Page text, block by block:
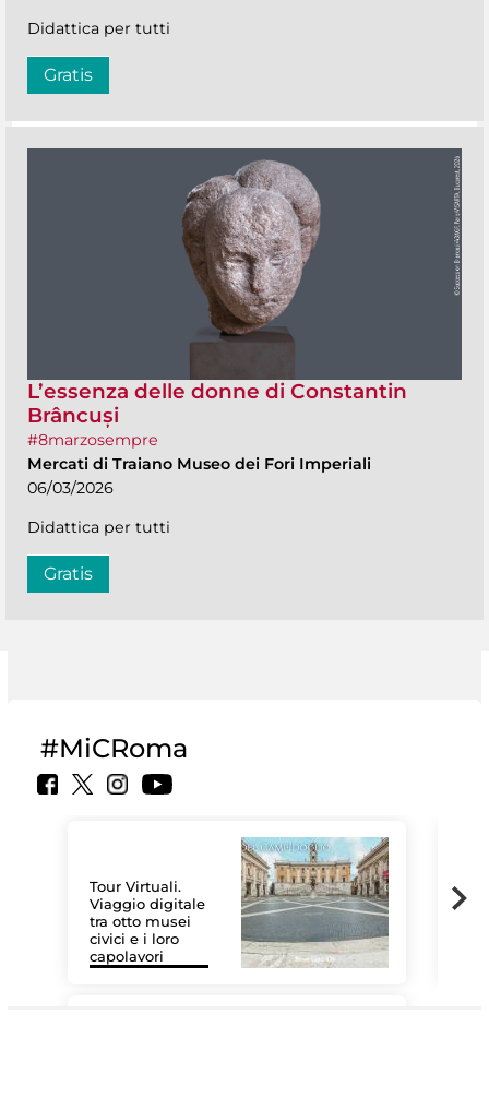
Didattica per tutti
Gratis
L’essenza delle donne di Constantin
Brâncuși
#8marzosempre
Mercati di Traiano Museo dei Fori Imperiali
06/03/2026
Didattica per tutti
Gratis
#MiCRoma
Tour Virtuali.
Viaggio digitale
tra otto musei
civici e i loro
capolavori